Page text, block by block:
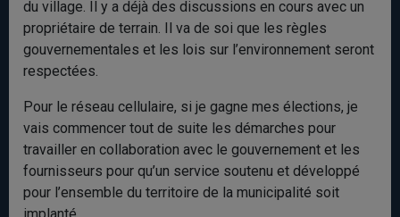
du village. Il y a déjà des discussions en cours avec un
propriétaire de terrain. Il va de soi que les règles
gouvernementales et les lois sur l’environnement seront
respectées.
Pour le réseau cellulaire, si je gagne mes élections, je
vais commencer tout de suite les démarches pour
travailler en collaboration avec le gouvernement et les
fournisseurs pour qu’un service soutenu et développé
pour l’ensemble du territoire de la municipalité soit